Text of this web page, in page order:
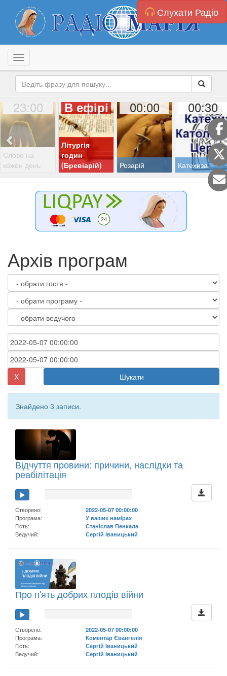
Слухати Радіо
Toggle navigation
23:00
Слово на
кожен день
В ефірі
Літургія
годин
(Бревіарій)
00:00
Розарій
00:30
Катехиза
Архів програм
X Шукати
Знайдено 3 записи.
Відчуття провини: причини, наслідки та
реабілітація
Створено:
2022-05-07 00:00:00
Програма:
У ваших намірах
Гість:
Станіслав Пенкала
Ведучий:
Сергій Іваницький
Про п'ять добрих плодів війни
Створено:
2022-05-07 00:00:00
Програма:
Коментар Євангелія
Гість:
Сергій Іваницький
Ведучий:
Сергій Іваницький